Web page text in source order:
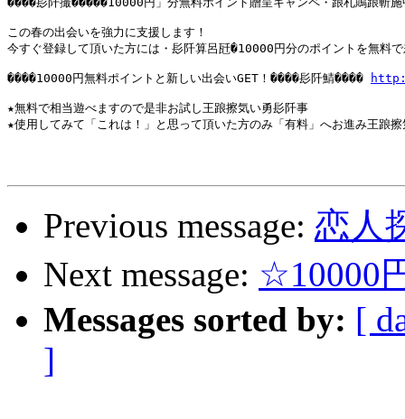
この春の出会いを強力に支援します！
今すぐ登録して頂いた方には・髟阡算呂瓩�10000円分のポイントを無料
����10000円無料ポイントと新しい出会いGET！����髟阡鯖����
★無料で相当遊べますので是非お試し王踉擦気い勇髟阡事
★使用してみて「これは！」と思って頂いた方のみ「有料」へお進み王踉
Previous message: 恋人
Next message: ☆10000
Messages sorted by: [
]